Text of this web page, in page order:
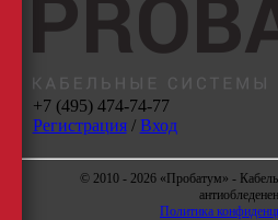
+7 (495) 474-74-77
Регистрация/ Вход
© 2010 - 2026 «Пробатум» -
Политика